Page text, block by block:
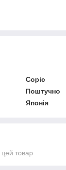
Copic
Поштучно
Японія
цей товар